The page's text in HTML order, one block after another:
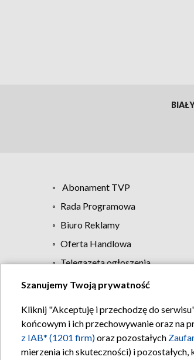
Abonament TVP
Rada Programowa
Biuro Reklamy
Oferta Handlowa
Telegazeta ogłoszenia
Szanujemy Twoją prywatność
Kliknij "Akceptuję i przechodzę do
końcowym i ich przechowywanie oraz na
z IAB* (1201 firm)oraz pozostałych
mierzenia ich skuteczności) i